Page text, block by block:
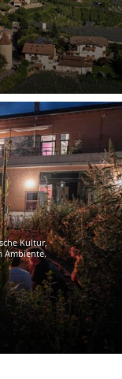
Kultur,
Ambiente.